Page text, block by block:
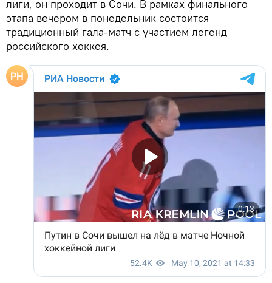
лиги, он проходит в Сочи. В рамках финального
этапа вечером в понедельник состоится
традиционный гала-матч с участием легенд
российского хоккея.